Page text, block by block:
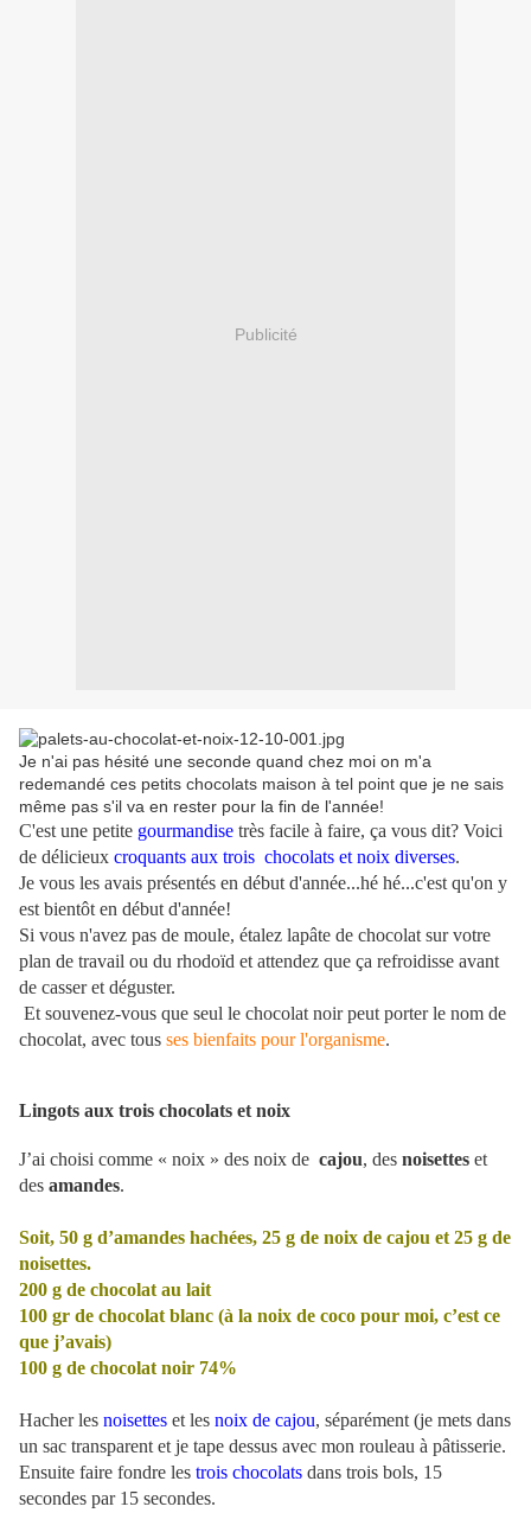
Publicité
Je n'ai pas hésité une seconde quand chez moi on m'a
redemandé ces petits chocolats maison à tel point que je ne sais
même pas s'il va en rester pour la fin de l'année!
C'est une petite gourmandise très facile à faire, ça vous dit? Voici
de délicieux croquants aux trois chocolats et noix diverses.
Je vous les avais présentés en début d'année...hé hé...c'est qu'on y
est bientôt en début d'année!
Si vous n'avez pas de moule, étalez lapâte de chocolat sur votre
plan de travail ou du rhodoïd et attendez que ça refroidisse avant
de casser et déguster.
Et souvenez-vous que seul le chocolat noir peut porter le nom de
chocolat, avec tous ses bienfaits pour l'organisme.
Lingots aux trois chocolats et noix
J’ai choisi comme « noix » des noix de cajou, des noisettes et
des amandes.
Soit, 50 g d’amandes hachées, 25 g de noix de cajou et 25 g de
noisettes.
200 g de chocolat au lait
100 gr de chocolat blanc (à la noix de coco pour moi, c’est ce
que j’avais)
100 g de chocolat noir 74%
Hacher les noisettes et les noix de cajou, séparément (je mets dans
un sac transparent et je tape dessus avec mon rouleau à pâtisserie.
Ensuite faire fondre les trois chocolats dans trois bols, 15
secondes par 15 secondes.